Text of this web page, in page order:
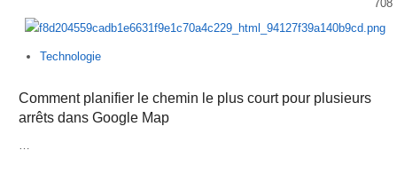
708
Technologie
Comment planifier le chemin le plus court pour plusieurs
arrêts dans Google Map